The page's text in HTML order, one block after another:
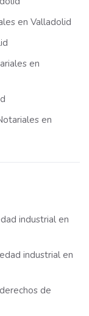
en Valladolid
en
en
industrial en
industrial en
de